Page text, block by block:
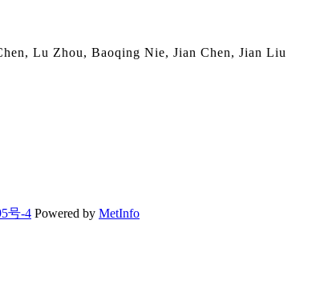
Lu Zhou, Baoqing Nie, Jian Chen, Jian Liu
号-4 Powered by MetInfo